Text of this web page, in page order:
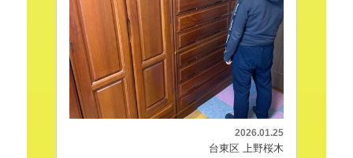
2026.01.25
台東区 上野桜木